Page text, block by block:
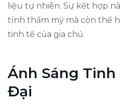
liệu tự nhiên. Sự kết hợp
tính thẩm mỹ mà còn thể
tinh tế của gia chủ.
Ánh Sáng Tinh
Đại